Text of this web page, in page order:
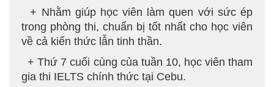
+ Nhằm giúp học viên làm quen với sức ép
trong phòng thi, chuẩn bị tốt nhất cho học viên
về cả kiến thức lẫn tinh thần.
+ Thứ 7 cuối cùng của tuần 10, học viên tham
gia thi IELTS chính thức tại Cebu.